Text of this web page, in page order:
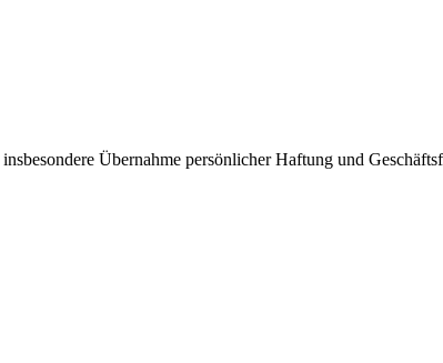
Übernahme persönlicher Haftung und